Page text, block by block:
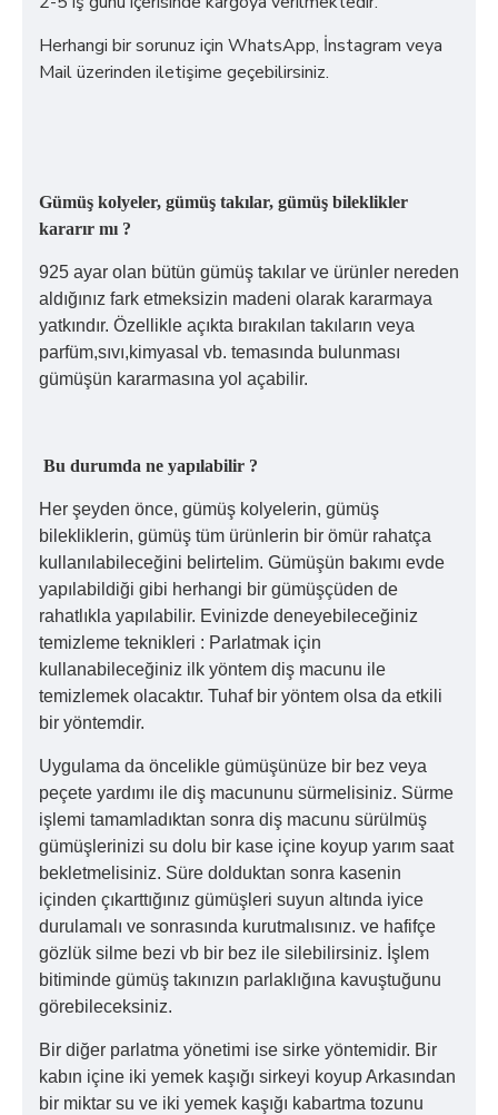
Herhangi bir sorunuz için WhatsApp, İnstagram veya
Mail üzerinden iletişime geçebilirsiniz.
Gümüş kolyeler, gümüş takılar, gümüş bileklikler
kararır mı ?
925 ayar olan bütün gümüş takılar ve ürünler nereden
aldığınız fark etmeksizin madeni olarak kararmaya
yatkındır. Özellikle açıkta bırakılan takıların veya
parfüm,sıvı,kimyasal vb. temasında bulunması
gümüşün kararmasına yol açabilir.
Bu durumda ne yapılabilir ?
Her şeyden önce, gümüş kolyelerin, gümüş
bilekliklerin, gümüş tüm ürünlerin bir ömür rahatça
kullanılabileceğini belirtelim. Gümüşün bakımı evde
yapılabildiği gibi herhangi bir gümüşçüden de
rahatlıkla yapılabilir. Evinizde deneyebileceğiniz
temizleme teknikleri : Parlatmak için
kullanabileceğiniz ilk yöntem diş macunu ile
temizlemek olacaktır. Tuhaf bir yöntem olsa da etkili
bir yöntemdir.
Uygulama da öncelikle gümüşünüze bir bez veya
peçete yardımı ile diş macununu sürmelisiniz. Sürme
işlemi tamamladıktan sonra diş macunu sürülmüş
gümüşlerinizi su dolu bir kase içine koyup yarım saat
bekletmelisiniz. Süre dolduktan sonra kasenin
içinden çıkarttığınız gümüşleri suyun altında iyice
durulamalı ve sonrasında kurutmalısınız. ve hafifçe
gözlük silme bezi vb bir bez ile silebilirsiniz. İşlem
bitiminde gümüş takınızın parlaklığına kavuştuğunu
görebileceksiniz.
Bir diğer parlatma yönetimi ise sirke yöntemidir. Bir
kabın içine iki yemek kaşığı sirkeyi koyup Arkasından
bir miktar su ve iki yemek kaşığı kabartma tozunu